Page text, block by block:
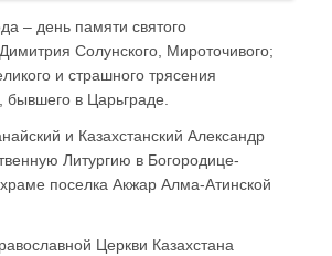
– день памяти святого
Солунского, Мироточивого;
и страшного трясения
бывшего в Царьграде.
и Казахстанский Александр
Литургию в Богородице-
поселка Акжар Алма-Атинской
Церкви Казахстана